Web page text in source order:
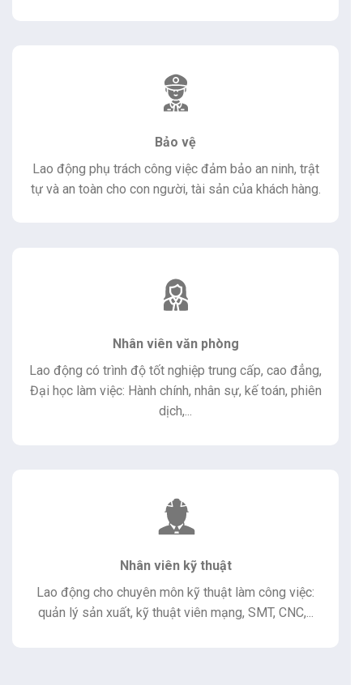
Bảo vệ
Lao động phụ trách công việc đảm bảo an ninh, trật
tự và an toàn cho con người, tài sản của khách hàng.
Nhân viên văn phòng
Lao động có trình độ tốt nghiệp trung cấp, cao đẳng,
Đại học làm việc: Hành chính, nhân sự, kế toán, phiên
dịch,...
Nhân viên kỹ thuật
Lao động cho chuyên môn kỹ thuật làm công việc:
quản lý sản xuất, kỹ thuật viên mạng, SMT, CNC,...